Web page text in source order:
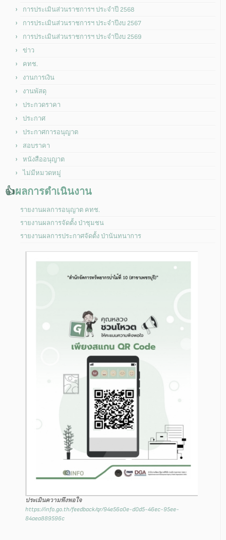
การประเมินส่วนราชการฯ ประจำปี 2568
การประเมินส่วนราชการฯ ประจำปีงบ 2567
การประเมินส่วนราชการฯ ประจำปีงบ 2569
ข่าว
คทช.
งานการเงิน
งานพัสดุ
ประกวดราคา
ประกาศ
ประกาศการอนุญาต
สอบราคา
หนังสืออนุญาต
ไม่มีหมวดหมู่
👍ผลการดำเนินงาน
รายงานผลการอนุญาต คทช.
รายงานผลการจัดตั้ง ป่าชุมชน
รายงานผลการประกาศจัดตั้ง ป่านันทนาการ
ประเมินความพึงพอใจ
https://info.go.th/feedback/qr/94e56a0e-d0d5-46ec-95ee-
84aea889596c